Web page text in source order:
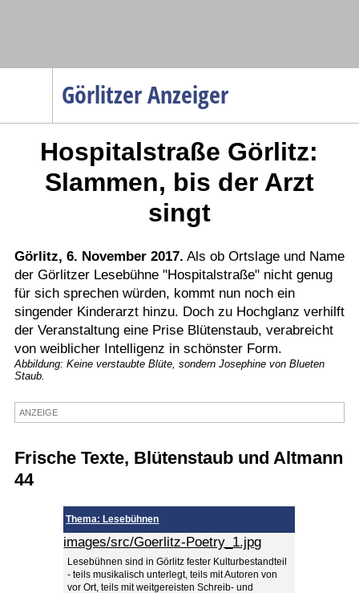
Görlitzer Anzeiger
Menüpunkte
Politik
Gesellschaft
Verkehr
Gesundheit
Kultur
Sport
Termine
Kostenlos
Hospitalstraße Görlitz:
Slammen, bis der Arzt
singt
Görlitz, 6. November 2017. Als ob Ortslage und Name
der Görlitzer Lesebühne "Hospitalstraße" nicht genug
für sich sprechen würden, kommt nun noch ein
singender Kinderarzt hinzu. Doch zu Hochglanz verhilft
der Veranstaltung eine Prise Blütenstaub, verabreicht
von weiblicher Intelligenz in schönster Form.
Abbildung: Keine verstaubte Blüte, sondern Josephine von Blueten
Staub.
ANZEIGE
Frische Texte, Blütenstaub und Altmann
44
Thema: Lesebühnen
images/src/Goerlitz-Poetry_1.jpg
Lesebühnen sind in Görlitz fester Kulturbestandteil
- teils musikalisch unterlegt, teils mit Autoren von
vor Ort, teils mit weitgereisten Schreib- und